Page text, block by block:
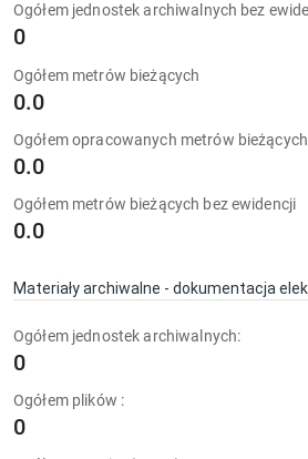
Ogółem jednostek archiwalnych bez
0
Ogółem metrów bieżących
0.0
Ogółem opracowanych metrów bieżących
0.0
Ogółem metrów bieżących bez ewidencji
0.0
Materiały archiwalne - dokumentacja
Ogółem jednostek archiwalnych:
0
Ogółem plików :
0